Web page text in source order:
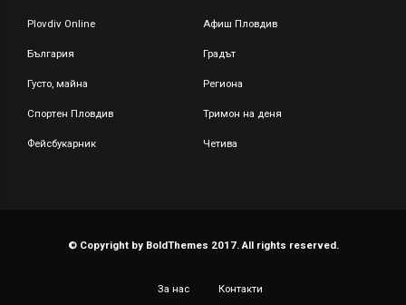
Plovdiv Online Афиш Пловдив
България Градът
Густо, майна Региона
Спортен Пловдив Тримон на деня
Фейсбукарник Четива
© Copyright by BoldThemes 2017. All rights reserved.
За нас Контакти